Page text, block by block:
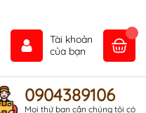
Tài khoản
của bạn
0904389106
Mọi thứ bạn cần chúng tôi có